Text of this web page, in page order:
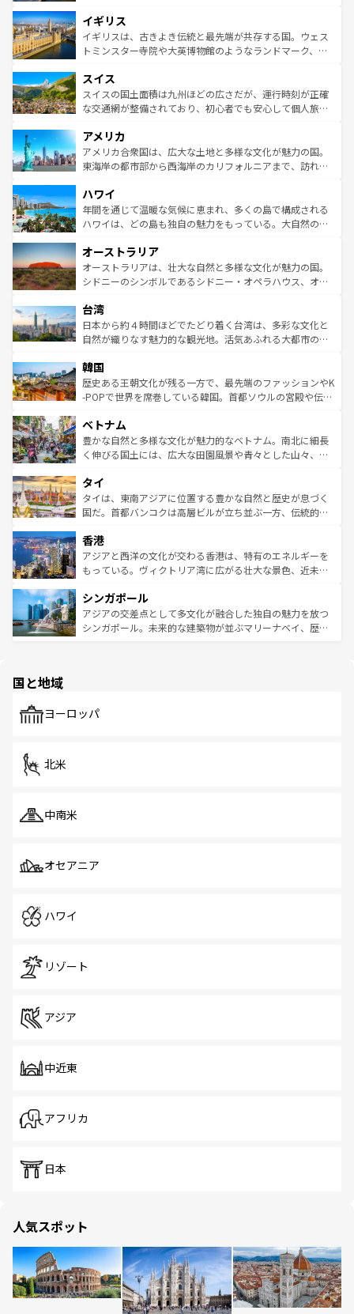
いる。シャンパンの発祥地であるランス、プロヴァンスの
香り高いラベンダー畑など、多彩な楽しみ方が可能だ。さ
らに、パリ以外の地域にも魅力が溢れており、どの街角に
れる地方に足を運ぶとそれぞれで全く異なる文化を体験で
きるだろう。 なお、新着のフランス情報はコンテンツ一覧
を参照してほしい。
顔を持つこの国は、どこを歩いても飽きることがない。ベ
ルリンの文化的活気、バイエルン州のアルプスの絶景、そ
してライン川沿いのワイン畑といった風景は必見。ビール
は、お酒好きな人にはぜひ体験してほしい。 なお、新着の
ドイツ情報はコンテンツ一覧を参照してほしい。
イギリス
イギリスは、古きよき伝統と最先端が共存する国。ウェス
トミンスター寺院や大英博物館のようなランドマーク、歴
リアごとに異なる魅力がある。また、優雅なアフタヌーン
ティー、ビール好きにはたまらない英国パブ、サッカー観
戦など、本場だからこそできる体験も豊富。イギリスを旅
ンツ一覧を参照してほしい。
スイス
スイスの国土面積は九州ほどの広さだが、運行時刻が正確
な交通網が整備されており、初心者でも安心して個人旅行
の建物がそのまま残る町や、スイスならではのユニークな
博物館もあり、アルプス観光だけでなく町歩きも満喫する
ことができる。国民の所得が高いため物価も高いが、旅行
ば市内交通費無料で観光を楽しむこともできる。 なお、新
着のスイス情報はコンテンツ一覧 を参照してほしい。
アメリカ
アメリカ合衆国は、広大な土地と多様な文化が魅力の国。
東海岸の都市部から西海岸のカリフォルニアまで、訪れる
のような巨大都市は、観光、ショッピング、エンターテイ
ンメントが詰まった刺激的なスポットだ。一方、アメリカ
西部には大自然が広がり、グランドキャニオンやイエロー
部のニューオーリンズでは、音楽と美食が融合した独特の
文化が魅力。旅行者はアメリカの各地域で異なる魅力を楽
しみながら、その多様性と豊かな歴史を感じることができ
ならではの贅沢な旅のスタイルだ。 なお、新着のアメリカ
情報はコンテンツ一覧を参照してほしい。
ハワイ
年間を通じて温暖な気候に恵まれ、多くの島で構成される
ハワイは、どの島も独自の魅力をもっている。大自然の神
ワイ島は見逃せない。また、定番の観光地といえばオアフ
島だが、静かな自然を求めるならマウイ島やカウアイ島が
おすすめ。エメラルドグリーンに輝く海をはじめ、豊かな
れるおもてなしの心で訪れる人々を迎えてくれるハワイの
人々、おいしいローカルフードやハワイアンミュージッ
ク、伝統的なフラダンスなど、すべてがハワイの魅力を彩
ワイを、存分に味わってほしい。 なお、新着のハワイ情報
はコンテンツ一覧を参照してほしい。
オーストラリア
オーストラリアは、壮大な自然と多様な文化が魅力の国。
シドニーのシンボルであるシドニー・オペラハウス、オー
リアリーフや大陸中央部にそびえるウルル（エアーズロッ
ク）、タスマニアの美しい原生林やケアンズの熱帯雨林な
ど、見どころがたくさん。また、カフェやワイン、オージ
いる。アクティビティも充実しており、サーフィンやダイ
ビング、ハイキングなど、アウトドア好きにはたまらな
い。オーストラリアの多彩な魅力を存分に味わいつくそ
参照してほしい。
台湾
日本から約４時間ほどでたどり着く台湾は、多彩な文化と
自然が織りなす魅力的な観光地。活気あふれる大都市の台
ン）、静ひつな山岳地帯である台湾東部など、都市の喧騒
と山間の静けさが共存しており、訪れる人に新しい発見と
驚きをもたらしてくれる。また、奥深い台湾の食文化も魅
容にもいいと評判のスイーツなど、バラエティ豊かな料理
が味わえる。 なお、新着の台湾情報は コンテンツ一覧を参
照してほしい。
韓国
歴史ある王朝文化が残る一方で、最先端のファッションやK
-POPで世界を席巻している韓国。首都ソウルの宮殿や伝統
き、地方に足を延ばせば四季折々の自然美を楽しむことが
できる。そして、キムチや焼肉、絶品のストリートフード
まで、さまざまな韓国料理が待っている。夜には、韓国な
リティに包まれながら、韓国の多彩な魅力を心ゆくまで味
わってみてほしい。 なお、新着の韓国情報はコンテンツ一
覧を参照してほしい。
ベトナム
豊かな自然と多様な文化が魅力的なベトナム。南北に細長
く伸びる国土には、広大な田園風景や青々とした山々、世
急速な発展と共に伝統が息づく。ハノイの古い町並みやホ
ーチミン市のフランス統治時代の建物も、独特の雰囲気を
醸し出している。また、バラエティの豊かさとおいしさで
とつ。フォーやバインミー、ベトナムコーヒーなどは、ぜ
ひ現地で味わいたい。どの地域を訪れてもあたたかい人々
が旅行者を迎えてくれるので、きっと忘れられない旅にな
参照してほしい。
タイ
タイは、東南アジアに位置する豊かな自然と歴史が息づく
国だ。首都バンコクは高層ビルが立ち並ぶ一方、伝統的な
の活気が交差している。北部ではチェンマイなどの山岳地
帯で自然と触れ合い、南部ではプーケットやクラビの美し
いビーチでリゾート気分を楽しむことができる。タイ料理
激する。気候は一年中温暖で、どの季節にも異なる楽しみ
が待っている。親しみやすいタイの人々、仏教を中心とし
た文化、そして多様な観光資源が、訪れる旅人を魅了し続
香港
アジアと西洋の文化が交わる香港は、特有のエネルギーを
もっている。ヴィクトリア湾に広がる壮大な景色、近未来
み、どこを訪れても感動するはず。観光スポットが密集し
ており、効率よく見どころを回れるのも魅力。息をのむよ
うな絶景から文化的な体験まで、香港を存分に楽しみ尽く
シンガポール
アジアの交差点として多文化が融合した独自の魅力を放つ
シンガポール。未来的な建築物が並ぶマリーナベイ、歴史
で、ホーカーズは地元の風情を楽しめる外せないスポット
国と地域
ヨーロッパ
北米
中南米
オセアニア
ハワイ
リゾート
アジア
中近東
アフリカ
日本
人気スポット